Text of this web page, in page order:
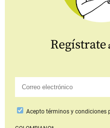
Regístrate
Aceptotérminos y condiciones